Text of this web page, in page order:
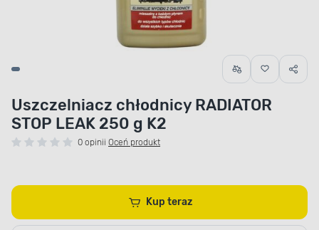
Uszczelniacz chłodnicy RADIATOR
STOP LEAK 250 g K2
0 opinii Oceń produkt
Kup teraz